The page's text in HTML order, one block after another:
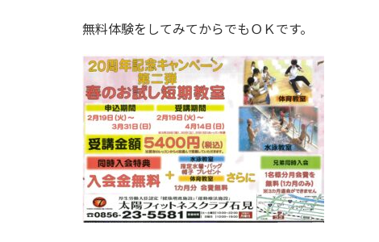
無料体験をしてみてからでもＯＫです。